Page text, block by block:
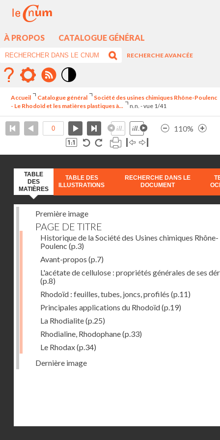
À PROPOS CATALOGUE GÉNÉRAL
RECHERCHE AVANCÉE
élévé
Accueil Catalogue général
Société des usines chimiques Rhône-Poulenc
- Le Rhodoïd et les matières plastiques à...
n.n. - vue 1/41
110%
TABLE
DES
MATIÈRES
TABLE DES
ILLUSTRATIONS
RECHERCHE DANS LE
DOCUMENT
Première image
PAGE DE TITRE
Historique de la Société des Usines chimiques Rhône-
Poulenc (p.3)
Avant-propos (p.7)
L'acétate de cellulose : propriétés générales de ses
(p.8)
Rhodoïd : feuilles, tubes, joncs, profilés (p.11)
Principales applications du Rhodoïd(p.19)
La Rhodialite(p.25)
Rhodialine, Rhodophane(p.33)
Le Rhodax(p.34)
Dernière image